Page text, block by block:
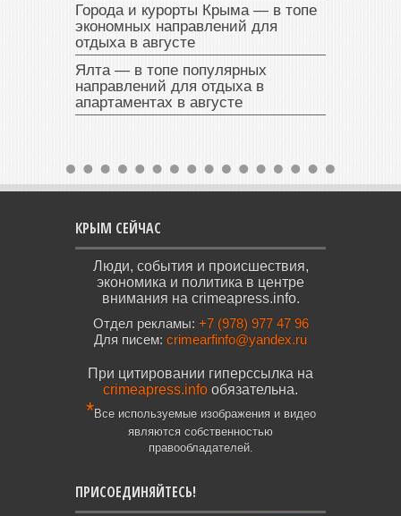
Города и курорты Крыма — в топе
экономных направлений для
отдыха в августе
Ялта — в топе популярных
направлений для отдыха в
апартаментах в августе
КРЫМ СЕЙЧАС
Люди, события и происшествия,
экономика и политика в центре
внимания на crimeapress.info.
Отдел рекламы: +7 (978) 977 47 96
Для писем: crimearfinfo@yandex.ru
При цитировании гиперссылка на
crimeapress.info обязательна.
*Все используемые изображения и видео
являются собственностью
правообладателей.
ПРИСОЕДИНЯЙТЕСЬ!